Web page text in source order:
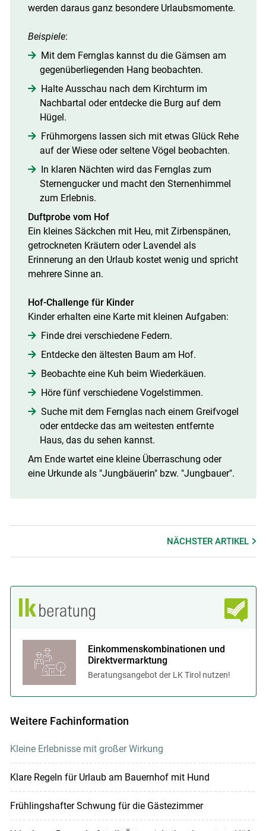
werden daraus ganz besondere Urlaubsmomente.
Beispiele:
Mit dem Fernglas kannst du die Gämsen am
gegenüberliegenden Hang beobachten.
Halte Ausschau nach dem Kirchturm im
Nachbartal oder ent­decke die Burg auf dem
Hügel.
Frühmorgens lassen sich mit etwas Glück Rehe
auf der Wiese oder seltene Vögel beobachten.
In klaren Nächten wird das Fernglas zum
Sternengucker und macht den Sternenhimmel
zum Erlebnis.
Duftprobe vom Hof
Ein kleines Säckchen mit Heu, mit Zirbenspänen,
getrockneten Kräutern oder Lavendel als
Erinnerung an den Urlaub kostet wenig und spricht
mehrere Sinne an.
Hof-Challenge für Kinder
Kinder erhalten eine Karte mit kleinen Aufgaben:
Finde drei verschiedene Federn.
Entdecke den ältesten Baum am Hof.
Beobachte eine Kuh beim Wiederkäuen.
Höre fünf verschiedene Vogelstimmen.
Suche mit dem Fernglas nach einem Greifvogel
oder entdecke das am weitesten entfernte
Haus, das du sehen kannst.
Am Ende wartet eine kleine Überraschung oder
eine Urkunde als "Jungbäuerin" bzw. "Jungbauer".
NÄCHSTERARTIKEL
Einkommenskombinationen und
Direktvermarktung
Beratungsangebot der LK Tirol nutzen!
Weitere Fachinformation
Kleine Erlebnisse mit großer Wirkung
Klare Regeln für Urlaub am Bauernhof mit Hund
Frühlingshafter Schwung für die Gästezimmer